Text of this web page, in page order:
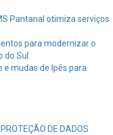
Pantanal otimiza serviços
para modernizar o
do Sul
e mudas de Ipês para
DE DADOS